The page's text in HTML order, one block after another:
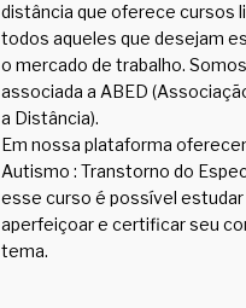
distância que oferece cursos
todos aqueles que desejam
o mercado de trabalho.
associada a ABED
a Distância).
Em nossa plataforma
Autismo : Transtorno do
esse curso é possível
aperfeiçoar e certificar seu
tema.